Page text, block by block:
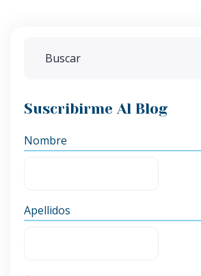
Suscribirme Al Blog
Nombre
Apellidos